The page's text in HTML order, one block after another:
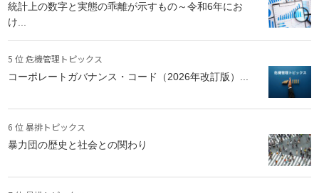
統計上の数字と実態の乖離が示すもの～令和6年にお
け...
5 位 危機管理トピックス
コーポレートガバナンス・コード（2026年改訂版）...
6 位 暴排トピックス
暴力団の歴史と社会との関わり